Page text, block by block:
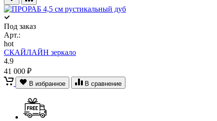
Под заказ
Арт.:
hot
СКАЙЛАЙН зеркало
4.9
41 000 ₽
В избранное В сравнение